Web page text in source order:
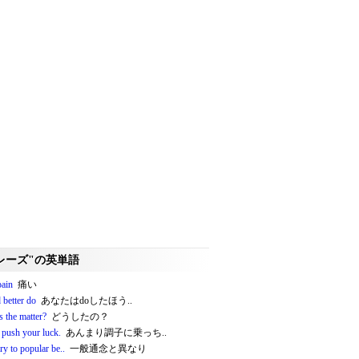
ーズ"の英単語
痛い
better do あなたはdoしたほう..
the matter? どうしたの？
push your luck. あんまり調子に乗っち..
to popular be.. 一般通念と異なり